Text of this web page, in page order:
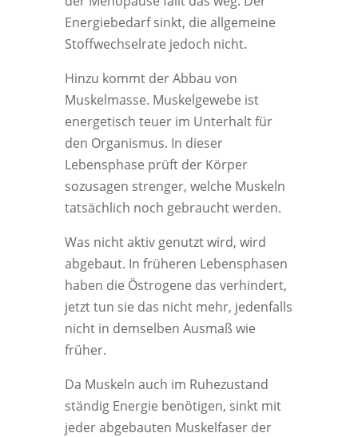
Energiebedarf sinkt, die allgemeine
Stoffwechselrate jedoch nicht.
Hinzu kommt der Abbau von
Muskelmasse. Muskelgewebe ist
energetisch teuer im Unterhalt für
den Organismus. In dieser
Lebensphase prüft der Körper
sozusagen strenger, welche Muskeln
tatsächlich noch gebraucht werden.
Was nicht aktiv genutzt wird, wird
abgebaut. In früheren Lebensphasen
haben die Östrogene das verhindert,
jetzt tun sie das nicht mehr, jedenfalls
nicht in demselben Ausmaß wie
früher.
Da Muskeln auch im Ruhezustand
ständig Energie benötigen, sinkt mit
jeder abgebauten Muskelfaser der